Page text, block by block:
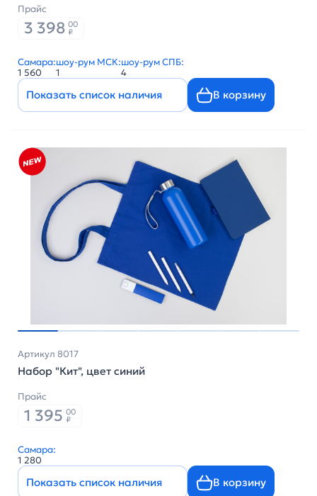
Прайс
3 398 00
₽
Самара:
1 560
шоу-рум МСК:
1
шоу-рум СПБ:
4
Показать список наличия В корзину
Артикул 8017
Набор "Кит", цвет синий
Прайс
1 395 00
₽
Самара:
1 280
Показать список наличия В корзину